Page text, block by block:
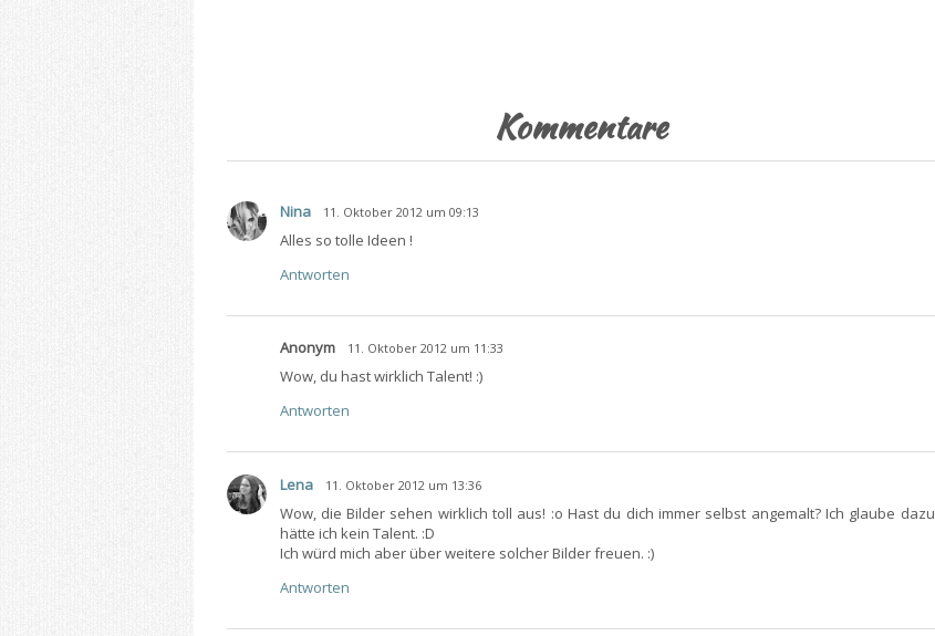
Kommentare
Nina 11. Oktober 2012 um 09:13
Alles so tolle Ideen !
Antworten
Anonym 11. Oktober 2012 um 11:33
Wow, du hast wirklich Talent! :)
Antworten
Lena 11. Oktober 2012 um 13:36
Wow, die Bilder sehen wirklich toll aus! :o Hast du dich immer selbst angemalt? Ich glaube dazu
hätte ich kein Talent. :D
Ich würd mich aber über weitere solcher Bilder freuen. :)
Antworten